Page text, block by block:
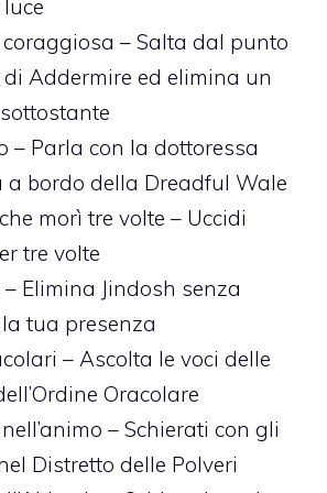
– Salta dal punto
Addermire ed elimina un
– Parla con la dottoressa
a bordo della Dreadful Wale
morì tre volte – Uccidi
tre volte
Elimina Jindosh senza
tua presenza
– Ascolta le voci delle
Oracolare
– Schierati con gli
Distretto delle Polveri